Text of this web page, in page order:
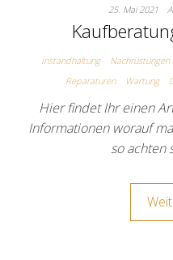
25. Mai 2021
Instandhaltung Nachrüstungen
Reparaturen
Wartung
Hier findet Ihr einen
Informationen worauf
so achten